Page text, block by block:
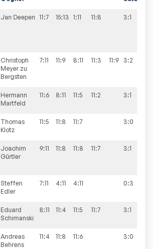
Jan Deepen 11:7 15:13 1:11 11:8 3:1
Christoph
Meyer zu
Bergsten
7:11 11:9 8:11 11:3 11:9 3:2
Hermann
Martfeld
11:6 8:11 11:5 11:2 3:1
Thomas
Klotz
11:5 11:8 11:7 3:0
Joachim
Gürtler
9:11 11:8 11:8 11:7 3:1
Steffen
Edler
7:11 4:11 4:11 0:3
Eduard
Schimanski
8:11 11:4 11:5 11:7 3:1
Andreas
Behrens
11:4 11:8 11:6 3:0